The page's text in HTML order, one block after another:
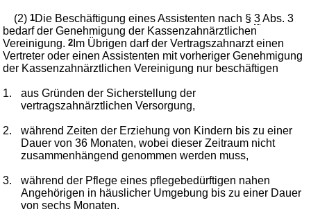
(2)1Die Beschäftigung eines Assistenten nach §3Abs. 3
bedarf der Genehmigung der Kassenzahnärztlichen
Vereinigung.2 Im Übrigen darf der Vertragszahnarzt einen
Vertreter oder einen Assistenten mit vorheriger Genehmigung
der Kassenzahnärztlichen Vereinigung nur beschäftigen
1.
aus Gründen der Sicherstellung der
vertragszahnärztlichen Versorgung,
2.
während Zeiten der Erziehung von Kindern bis zu einer
Dauer von 36 Monaten, wobei dieser Zeitraum nicht
zusammenhängend genommen werden muss,
3.
während der Pflege eines pflegebedürftigen nahen
Angehörigen in häuslicher Umgebung bis zu einer Dauer
von sechs Monaten.